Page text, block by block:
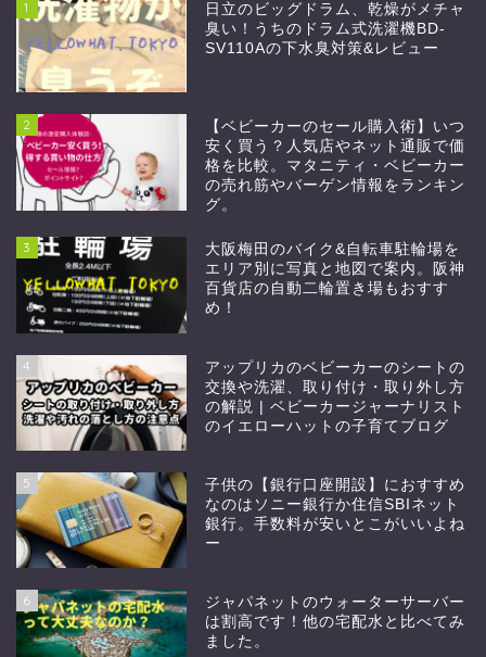
1
日立のビッグドラム、乾燥がメチャ
臭い！うちのドラム式洗濯機BD-
SV110Aの下水臭対策&レビュー
2
【ベビーカーのセール購入術】いつ
安く買う？人気店やネット通販で価
格を比較。マタニティ・ベビーカー
の売れ筋やバーゲン情報をランキン
グ。
3
大阪梅田のバイク&自転車駐輪場を
エリア別に写真と地図で案内。阪神
百貨店の自動二輪置き場もおすす
め！
4
アップリカのベビーカーのシートの
交換や洗濯、取り付け・取り外し方
の解説 | ベビーカージャーナリスト
のイエローハットの子育てブログ
5
子供の【銀行口座開設】におすすめ
なのはソニー銀行か住信SBIネット
銀行。手数料が安いとこがいいよね
ー
6
ジャパネットのウォーターサーバー
は割高です！他の宅配水と比べてみ
ました。